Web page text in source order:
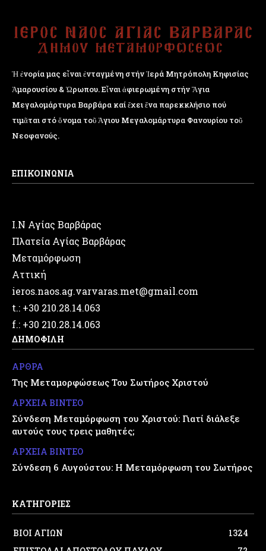
Ἡ ἐνορία μας εἶναι ἐνταγμένη στήν Ἱερά Μητρόπολη Κηφισίας
Ἁμαρουσίου & Ὠρωπου. Εἶναι ἀφιερωμένη στήν Ἅγια
Μεγαλομάρτυρα Βαρβάρα καί ἔχει ἕνα παρεκκλήσιο πού
τιμᾶται στό ὄνομα τοῦ Ἁγιου Μεγαλομάρτυρα Φανουρίου τοῦ
Νεοφανούς.
ΕΠΙΚΟΙΝΩΝΙΑ
Ι.Ν Αγίας Βαρβάρας
Πλατεία Αγίας Βαρβάρας
Μεταμόρφωση
Αττική
ieros.naos.ag.varvaras.met@gmail.com
t.: +30 210.28.14.063
f.: +30 210.28.14.063
ΔΗΜΟΦΙΛΗ
ΑΡΘΡΑ
Της Μεταμορφώσεως Του Σωτήρος Χριστού
ΑΡΧΕΙΑ ΒΙΝΤΕΟ
Σύνδεση Μεταμόρφωση του Χριστού: Γιατί διάλεξε
αυτούς τους τρεις μαθητές;
ΑΡΧΕΙΑ ΒΙΝΤΕΟ
Σύνδεση 6 Αυγούστου: Η Μεταμόρφωση του Σωτήρος
ΚΑΤΗΓΟΡΙΕΣ
ΒΙΟΙ ΑΓΙΩΝ
1324